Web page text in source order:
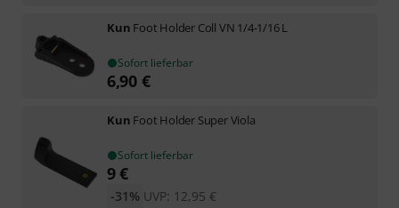
Kun Foot Holder Coll VN 1/4-1/16 L
Sofort lieferbar
6,90 €
Kun Foot Holder Super Viola
Sofort lieferbar
9€
UVP: 12,95 €
-31%